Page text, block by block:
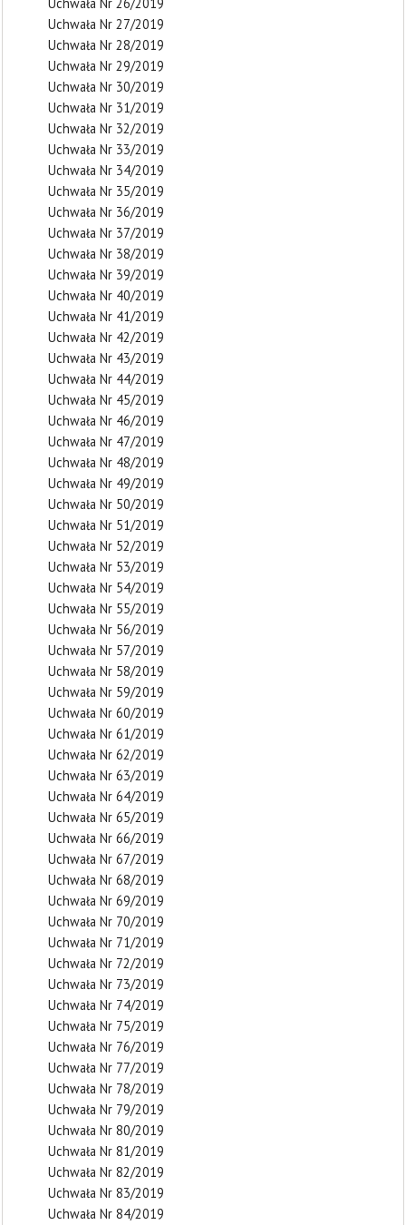
Uchwała Nr 27/2019
Uchwała Nr 28/2019
Uchwała Nr 29/2019
Uchwała Nr 30/2019
Uchwała Nr 31/2019
Uchwała Nr 32/2019
Uchwała Nr 33/2019
Uchwała Nr 34/2019
Uchwała Nr 35/2019
Uchwała Nr 36/2019
Uchwała Nr 37/2019
Uchwała Nr 38/2019
Uchwała Nr 39/2019
Uchwała Nr 40/2019
Uchwała Nr 41/2019
Uchwała Nr 42/2019
Uchwała Nr 43/2019
Uchwała Nr 44/2019
Uchwała Nr 45/2019
Uchwała Nr 46/2019
Uchwała Nr 47/2019
Uchwała Nr 48/2019
Uchwała Nr 49/2019
Uchwała Nr 50/2019
Uchwała Nr 51/2019
Uchwała Nr 52/2019
Uchwała Nr 53/2019
Uchwała Nr 54/2019
Uchwała Nr 55/2019
Uchwała Nr 56/2019
Uchwała Nr 57/2019
Uchwała Nr 58/2019
Uchwała Nr 59/2019
Uchwała Nr 60/2019
Uchwała Nr 61/2019
Uchwała Nr 62/2019
Uchwała Nr 63/2019
Uchwała Nr 64/2019
Uchwała Nr 65/2019
Uchwała Nr 66/2019
Uchwała Nr 67/2019
Uchwała Nr 68/2019
Uchwała Nr 69/2019
Uchwała Nr 70/2019
Uchwała Nr 71/2019
Uchwała Nr 72/2019
Uchwała Nr 73/2019
Uchwała Nr 74/2019
Uchwała Nr 75/2019
Uchwała Nr 76/2019
Uchwała Nr 77/2019
Uchwała Nr 78/2019
Uchwała Nr 79/2019
Uchwała Nr 80/2019
Uchwała Nr 81/2019
Uchwała Nr 82/2019
Uchwała Nr 83/2019
Uchwała Nr 84/2019